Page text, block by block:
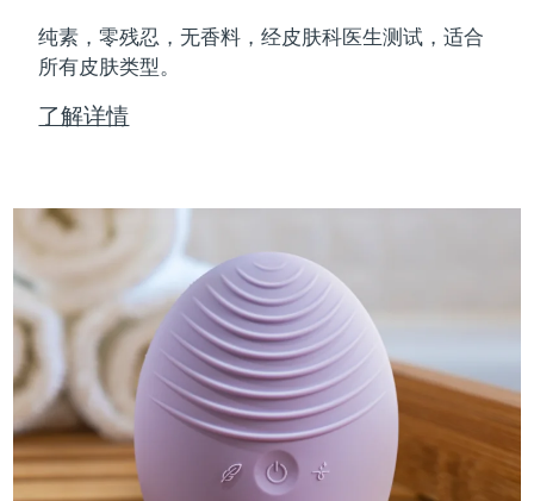
纯素，零残忍，无香料，经皮肤科医生测试，适合
所有皮肤类型。
了解详情